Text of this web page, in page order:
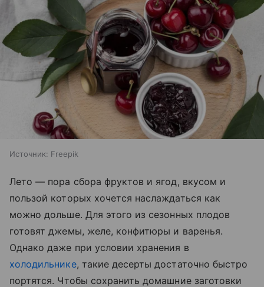
Источник: Freepik
Лето — пора сбора фруктов и ягод, вкусом и
пользой которых хочется наслаждаться как
можно дольше. Для этого из сезонных плодов
готовят джемы, желе, конфитюры и варенья.
Однако даже при условии хранения в
холодильнике, такие десерты достаточно быстро
портятся. Чтобы сохранить домашние заготовки